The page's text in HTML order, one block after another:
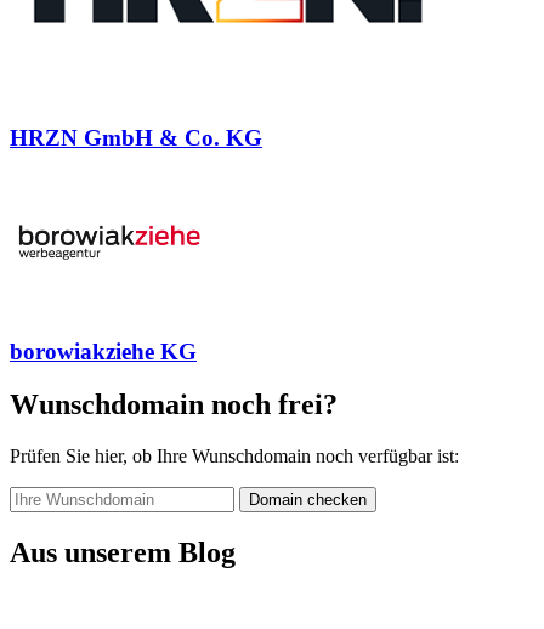
HRZN GmbH & Co. KG
borowiakziehe KG
Wunschdomain noch frei?
Prüfen Sie hier, ob Ihre Wunschdomain noch verfügbar ist:
Domain checken
Aus unserem Blog